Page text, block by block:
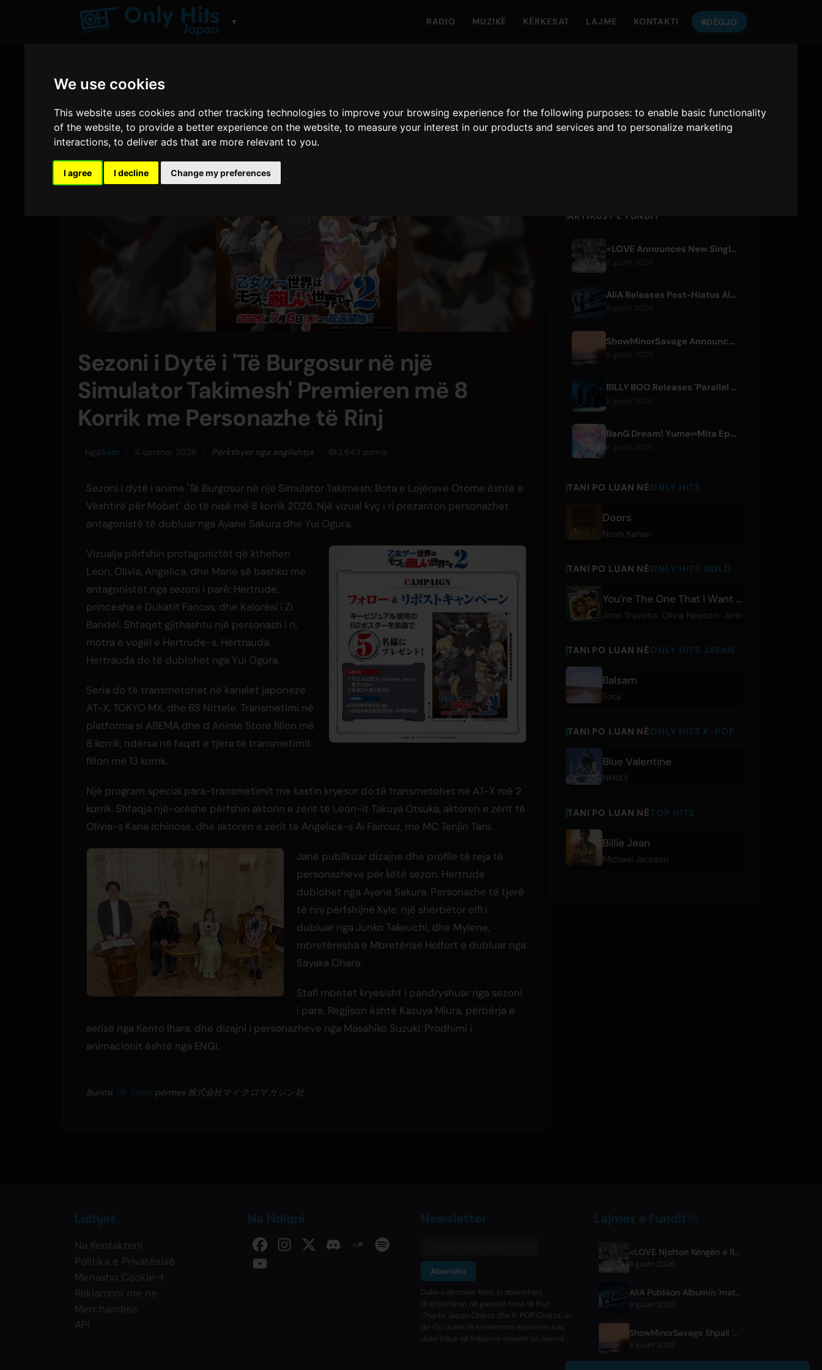
We use cookies
This website uses cookies and other tracking technologies to improve your browsing experience for the following purposes:to enable basic functionality
of the website,to provide a better experience on the website,to measure your interest in our products and services and to personalize marketing
interactions,to deliver ads that are more relevant to you.
I agree I decline Change my preferences
▼ RADIO MUZIKË KËRKESAT LAJME KONTAKTI DËGJO
Sezoni i Dytë i 'Të Burgosur në një
Simulator Takimesh' Premieren më 8
Korrik me Personazhe të Rinj
NgaSam 4 qershor 2026 Përkthyer nga anglishtja 2,643 pamje
Sezoni i dytë i anime 'Të Burgosur në një Simulator Takimesh: Bota e Lojërave Otome është e
Vështirë për Mobet' do të nisë më 8 korrik 2026. Një vizual kyç i ri prezanton personazhet
antagonistë të dubluar nga Ayane Sakura dhe Yui Ogura.
Vizualja përfshin protagoniztët që kthehen
Leon, Olivia, Angelica, dhe Marie së bashku me
antagonistët nga sezoni i parë: Hertrude,
princesha e Dukatit Fanoss, dhe Kalorësi i Zi
Bandel. Shfaqet gjithashtu një personazh i ri,
motra e vogël e Hertrude-s, Hertrauda.
Hertrauda do të dublohet nga Yui Ogura.
Seria do të transmetohet në kanalet japoneze
AT-X, TOKYO MX, dhe BS Nittele. Transmetimi në
platforma si ABEMA dhe d Anime Store fillon më
8 korrik, ndërsa në faqet e tjera të transmetimit
fillon më 13 korrik.
Një program special para-transmetimit me kastin kryesor do të transmetohet në AT-X më 2
korrik. Shfaqja një-orëshe përfshin aktorin e zërit të Leon-it Takuya Otsuka, aktoren e zërit të
Olivia-s Kana Ichinose, dhe aktoren e zërit të Angelica-s Ai Fairouz, me MC Tenjin Taro.
Janë publikuar dizajne dhe profile të reja të
personazheve për këtë sezon. Hertrude
dublohet nga Ayane Sakura. Personazhe të tjerë
të rinj përfshijnë Kyle, një shërbëtor elfi i
dubluar nga Junko Takeuchi, dhe Mylene,
mbretëresha e Mbretërisë Holfort e dubluar nga
Sayaka Ohara.
Stafi mbetet kryesisht i pandryshuar nga sezoni
i parë. Regjisori është Kazuya Miura, përbërja e
serisë nga Kento Ihara, dhe dizajni i personazheve nga Masahiko Suzuki. Prodhimi i
animacionit është nga ENGI.
Burimi: PR Times përmes 株式会社マイクロマガジン社
Only Hits Japan
ARTIKUJT E FUNDIT
=LOVE Announces New Single 'Koi, Hajimemashita.' and Tokyo Dome Concerts
8 gusht 2026
AliA Releases Post-Hiatus Album 'mate', Announces Tokyo Live
ShowMinorSavage Announces New Digital Single 'Gradation'
BILLY BOO Releases 'Parallel Night-EP' Featuring TV Drama Theme Song
BanG Dream! Yume∞Mita Episode 8 Live Clip Released
TANI PO LUAN NËONLY HITS
Doors
Noah Kahan
TANI PO LUAN NËONLY HITS GOLD
You're The One That I Want - From “Grease”
John Travolta Olivia Newton-John
TANI PO LUAN NËONLY HITS JAPAN
Balsam
Tota
TANI PO LUAN NËONLY HITS K-POP
Blue Valentine
NMIXX
TANI PO LUAN NËTOP HITS
Billie Jean
Michael Jackson
Lidhjet
Na Kontaktoni
Politika e Privatësisë
Menaxho Cookie-t
Reklamoni me ne
Merchandise
API
Na Ndiqni Newsletter
Abonohu
Duke u abonuar këtu, ju abonoheni
drejtpërdrejt në gazetat tona të Pop
Charts, Japan Charts dhe K-POP Charts. Ju
do t'ju duhet të konfirmoni abonimin tuaj
duke klikur në linkun në emailin që merrni.
Lajmet e Fundit
=LOVE Njofton Këngën e Re 'Koi, Hajimemashita.' dhe Koncerte në Tokyo Dome
8 gusht 2026
AliA Publikon Albumin 'mate' Pas Pushimit, Shpall Live në Tokio
8 gusht 2026
ShowMinorSavage Shpall 'Gradation', Një Sinxël të Ri Digjital
8 gusht 2026